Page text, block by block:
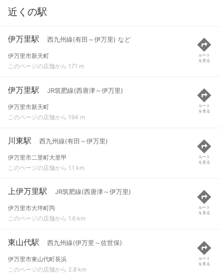
近くの駅
伊万里駅 西九州線(有田～伊万里) など
伊万里市新天町
このページの店舗から 171 m
ルート
を見る
伊万里駅 JR筑肥線(西唐津～伊万里)
伊万里市新天町
このページの店舗から 194 m
ルート
を見る
川東駅 西九州線(有田～伊万里)
伊万里市二里町大里甲
このページの店舗から 1.1 km
ルート
を見る
上伊万里駅 JR筑肥線(西唐津～伊万里)
伊万里市大坪町丙
このページの店舗から 1.6 km
ルート
を見る
東山代駅 西九州線(伊万里～佐世保)
伊万里市東山代町長浜
このページの店舗から 2.8 km
ルート
を見る